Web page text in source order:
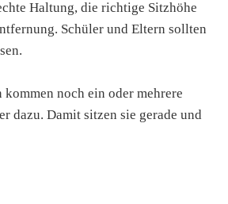
Haltung, die richtige Sitzhöhe
Schüler und Eltern sollten
noch ein oder mehrere
dazu. Damit sitzen sie gerade und